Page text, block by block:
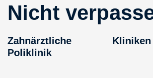
Nicht
Zahnärztliche
Poliklinik
Kliniken